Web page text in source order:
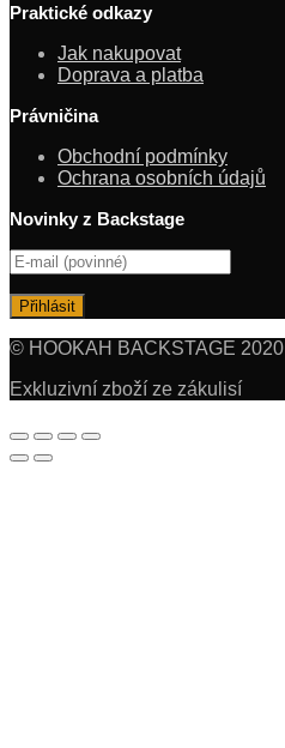
Praktické odkazy
Jak nakupovat
Doprava a platba
Právničina
Obchodní podmínky
Ochrana osobních údajů
Novinky z Backstage
© HOOKAH BACKSTAGE 2020
Exkluzivní zboží ze zákulisí